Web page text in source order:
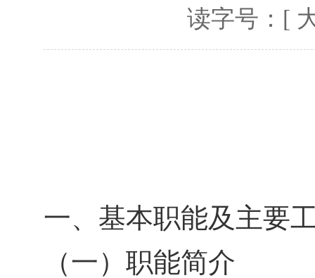
读字号：[
一、基本职能及主要
（一）职能简介